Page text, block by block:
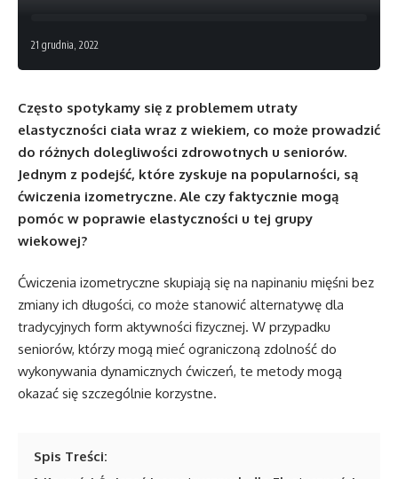
21 grudnia, 2022
Często spotykamy się z problemem utraty
elastyczności ciała wraz z wiekiem, co może prowadzić
do różnych dolegliwości zdrowotnych u seniorów.
Jednym z podejść, które zyskuje na popularności, są
ćwiczenia izometryczne. Ale czy faktycznie mogą
pomóc w poprawie elastyczności u tej grupy
wiekowej?
Ćwiczenia izometryczne skupiają się na napinaniu mięśni bez
zmiany ich długości, co może stanowić alternatywę dla
tradycyjnych form aktywności fizycznej. W przypadku
seniorów, którzy mogą mieć ograniczoną zdolność do
wykonywania dynamicznych ćwiczeń, te metody mogą
okazać się szczególnie korzystne.
Spis Treści: